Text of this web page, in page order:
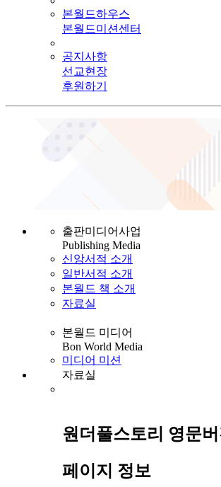
본월드하우스
본월드미션센터
공지사항
선교현장
후원하기
출판미디어사업
Publishing Media
신앙서적 소개
일반서적 소개
본월드 책 소개
자료실
본월드 미디어
Bon World Media
미디어 미션
자료실
원더풀스토리 영문
페이지 정보